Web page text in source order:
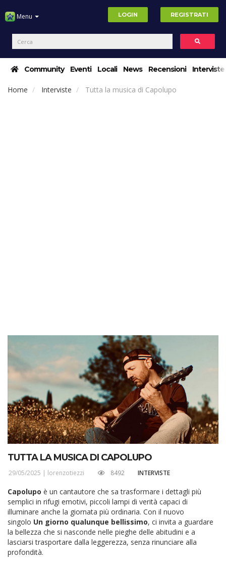
Menu LOGIN REGISTRATI
Community Eventi Locali News Recensioni Interviste
Home Interviste Tutta la musica di Capolupo
TUTTA LA MUSICA DI CAPOLUPO
29/05/2025 | lorenzotiezzi 8492 INTERVISTE
Capolupo è un cantautore che sa trasformare i dettagli più
semplici in rifugi emotivi, piccoli lampi di verità capaci di
illuminare anche la giornata più ordinaria. Con il nuovo
singolo Un giorno qualunque bellissimo, ci invita a guardare
la bellezza che si nasconde nelle pieghe delle abitudini e a
lasciarsi trasportare dalla leggerezza, senza rinunciare alla
profondità.